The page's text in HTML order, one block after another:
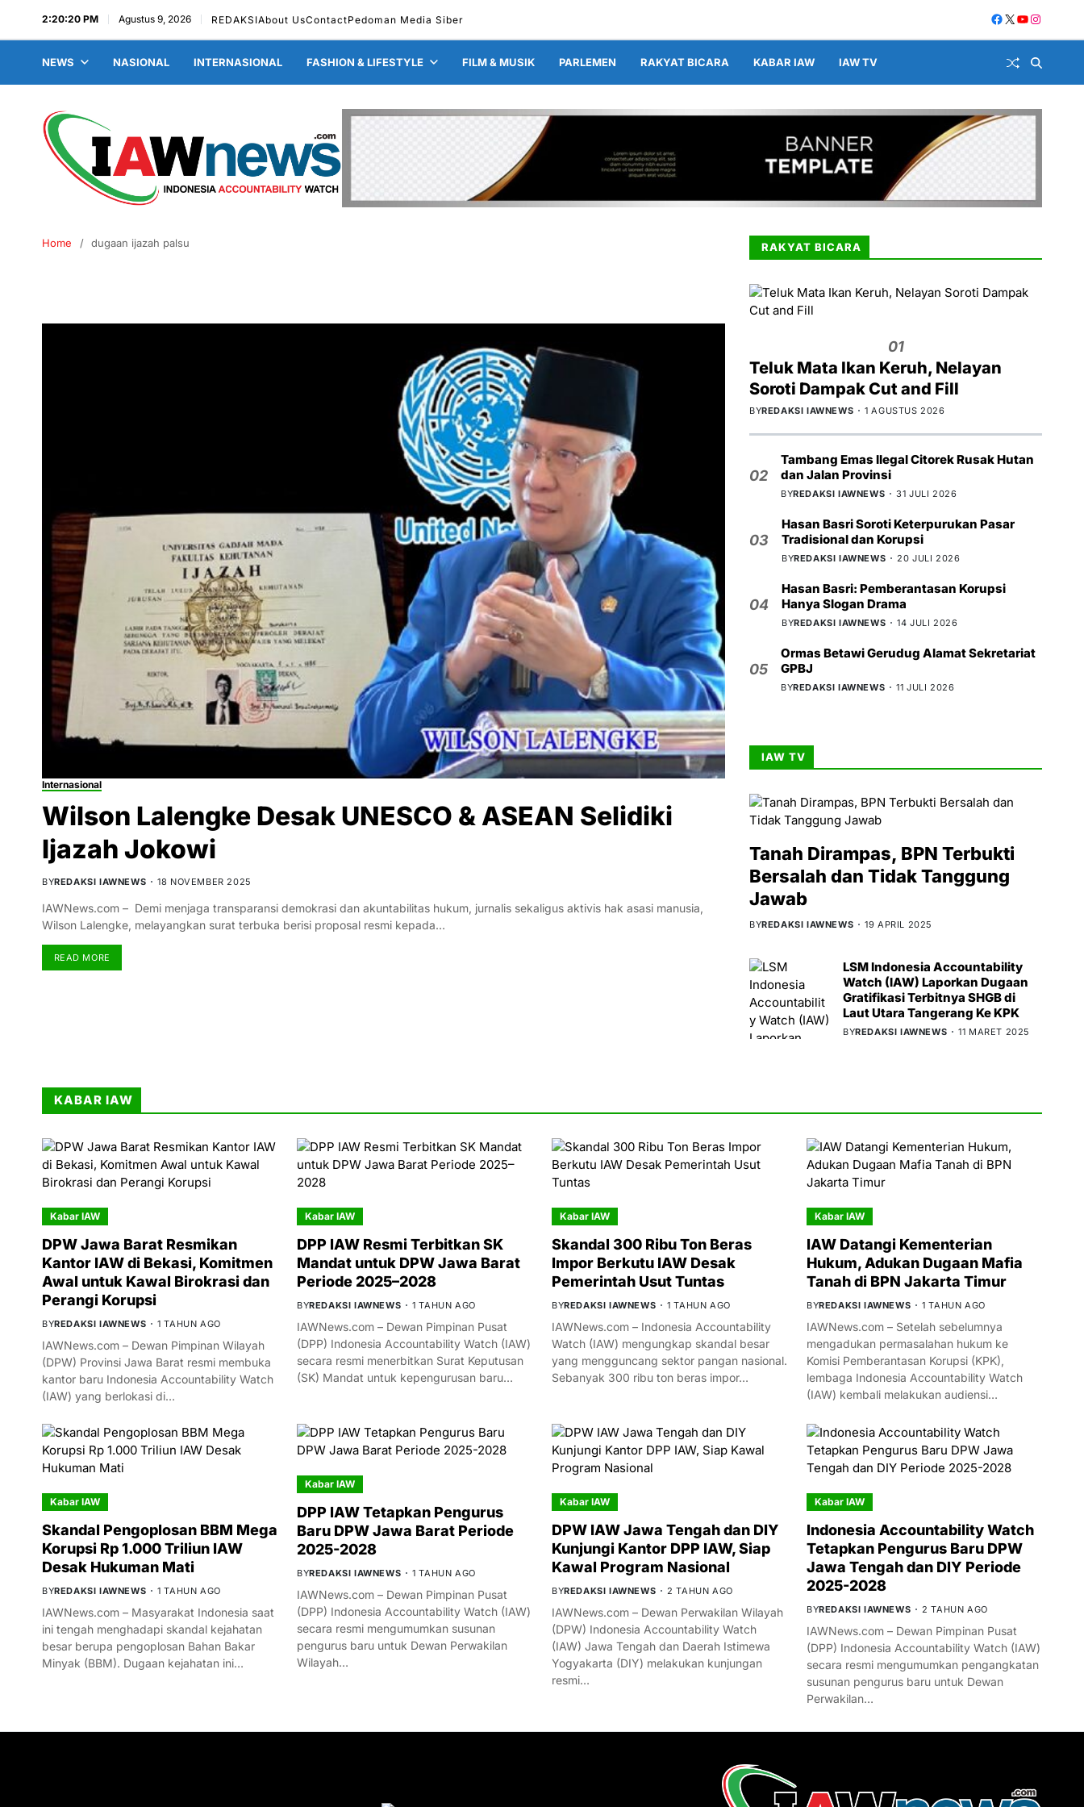
2:20:21 PM Agustus 9, 2026 REDAKSI About UsContactPedoman Media Siber
NEWS NASIONAL INTERNASIONAL FASHION & LIFESTYLE FILM & MUSIK PARLEMEN RAKYAT BICARA KABAR IAW IAW TV
Home dugaan ijazah palsu
Internasional
Wilson Lalengke Desak UNESCO & ASEAN Selidiki
Ijazah Jokowi
BYREDAKSI IAWNEWS 18 NOVEMBER 2025
IAWNews.com – Demi menjaga transparansi demokrasi dan akuntabilitas hukum, jurnalis sekaligus aktivis hak asasi manusia,
Wilson Lalengke, melayangkan surat terbuka berisi proposal resmi kepada…
READ MORE
RAKYAT BICARA
01
Teluk Mata Ikan Keruh, Nelayan
Soroti Dampak Cut and Fill
BYREDAKSI IAWNEWS 1 AGUSTUS 2026
02
Tambang Emas Ilegal Citorek Rusak Hutan
dan Jalan Provinsi
BYREDAKSI IAWNEWS 31 JULI 2026
03
Hasan Basri Soroti Keterpurukan Pasar
Tradisional dan Korupsi
BYREDAKSI IAWNEWS 20 JULI 2026
04
Hasan Basri: Pemberantasan Korupsi
Hanya Slogan Drama
BYREDAKSI IAWNEWS 14 JULI 2026
05
Ormas Betawi Gerudug Alamat Sekretariat
GPBJ
BYREDAKSI IAWNEWS 11 JULI 2026
IAW TV
Tanah Dirampas, BPN Terbukti
Bersalah dan Tidak Tanggung
Jawab
BYREDAKSI IAWNEWS 19 APRIL 2025
LSM Indonesia Accountability
Watch (IAW) Laporkan Dugaan
Gratifikasi Terbitnya SHGB di
Laut Utara Tangerang Ke KPK
BYREDAKSI IAWNEWS 11 MARET 2025
KABAR IAW
Kabar IAW
DPW Jawa Barat Resmikan
Kantor IAW di Bekasi, Komitmen
Awal untuk Kawal Birokrasi dan
Perangi Korupsi
BYREDAKSI IAWNEWS 1 TAHUN AGO
IAWNews.com – Dewan Pimpinan Wilayah
(DPW) Provinsi Jawa Barat resmi membuka
kantor baru Indonesia Accountability Watch
(IAW) yang berlokasi di…
Kabar IAW
DPP IAW Resmi Terbitkan SK
Mandat untuk DPW Jawa Barat
Periode 2025–2028
BYREDAKSI IAWNEWS 1 TAHUN AGO
IAWNews.com – Dewan Pimpinan Pusat
(DPP) Indonesia Accountability Watch (IAW)
secara resmi menerbitkan Surat Keputusan
(SK) Mandat untuk kepengurusan baru…
Kabar IAW
Skandal 300 Ribu Ton Beras
Impor Berkutu IAW Desak
Pemerintah Usut Tuntas
BYREDAKSI IAWNEWS 1 TAHUN AGO
IAWNews.com – Indonesia Accountability
Watch (IAW) mengungkap skandal besar
yang mengguncang sektor pangan nasional.
Sebanyak 300 ribu ton beras impor…
Kabar IAW
IAW Datangi Kementerian
Hukum, Adukan Dugaan Mafia
Tanah di BPN Jakarta Timur
BYREDAKSI IAWNEWS 1 TAHUN AGO
IAWNews.com – Setelah sebelumnya
mengadukan permasalahan hukum ke
Komisi Pemberantasan Korupsi (KPK),
lembaga Indonesia Accountability Watch
(IAW) kembali melakukan audiensi…
Kabar IAW
Skandal Pengoplosan BBM Mega
Korupsi Rp 1.000 Triliun IAW
Desak Hukuman Mati
BYREDAKSI IAWNEWS 1 TAHUN AGO
IAWNews.com – Masyarakat Indonesia saat
ini tengah menghadapi skandal kejahatan
besar berupa pengoplosan Bahan Bakar
Minyak (BBM). Dugaan kejahatan ini…
Kabar IAW
DPP IAW Tetapkan Pengurus
Baru DPW Jawa Barat Periode
2025-2028
BYREDAKSI IAWNEWS 1 TAHUN AGO
IAWNews.com – Dewan Pimpinan Pusat
(DPP) Indonesia Accountability Watch (IAW)
secara resmi mengumumkan susunan
pengurus baru untuk Dewan Perwakilan
Wilayah…
Kabar IAW
DPW IAW Jawa Tengah dan DIY
Kunjungi Kantor DPP IAW, Siap
Kawal Program Nasional
BYREDAKSI IAWNEWS 2 TAHUN AGO
IAWNews.com – Dewan Perwakilan Wilayah
(DPW) Indonesia Accountability Watch
(IAW) Jawa Tengah dan Daerah Istimewa
Yogyakarta (DIY) melakukan kunjungan
resmi…
Kabar IAW
Indonesia Accountability Watch
Tetapkan Pengurus Baru DPW
Jawa Tengah dan DIY Periode
2025-2028
BYREDAKSI IAWNEWS 2 TAHUN AGO
IAWNews.com – Dewan Pimpinan Pusat
(DPP) Indonesia Accountability Watch (IAW)
secara resmi mengumumkan pengangkatan
susunan pengurus baru untuk Dewan
Perwakilan…